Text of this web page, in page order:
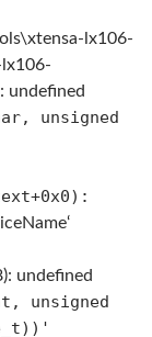
lx106-
unsigned
undefined
unsigned